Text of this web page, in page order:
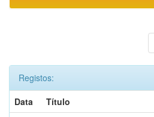
Registos:
Data
Título